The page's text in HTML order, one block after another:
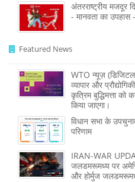
अंतरराष्ट्रीय मजदूर
- मानवता का
Featured News
WTO न्यूज़ (डिजिटल
व्यापार और
कृत्रिम बुद्धिमत्ता को
किया जाएगा।
विधान सभा के
परिणाम
IRAN-WAR
जलडमरूमध्य पर
और होर्मुज